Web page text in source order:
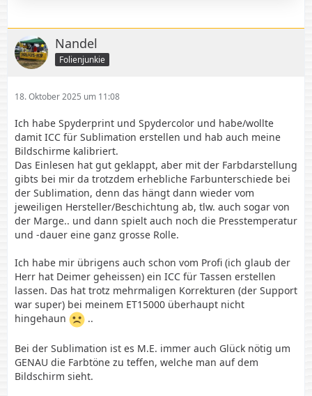
Nandel
Folienjunkie
18. Oktober 2025 um 11:08
Ich habe Spyderprint und Spydercolor und habe/wollte
damit ICC für Sublimation erstellen und hab auch meine
Bildschirme kalibriert.
Das Einlesen hat gut geklappt, aber mit der Farbdarstellung
gibts bei mir da trotzdem erhebliche Farbunterschiede bei
der Sublimation, denn das hängt dann wieder vom
jeweiligen Hersteller/Beschichtung ab, tlw. auch sogar von
der Marge.. und dann spielt auch noch die Presstemperatur
und -dauer eine ganz grosse Rolle.
Ich habe mir übrigens auch schon vom Profi (ich glaub der
Herr hat Deimer geheissen) ein ICC für Tassen erstellen
lassen. Das hat trotz mehrmaligen Korrekturen (der Support
war super) bei meinem ET15000 überhaupt nicht
hingehaun
..
Bei der Sublimation ist es M.E. immer auch Glück nötig um
GENAU die Farbtöne zu teffen, welche man auf dem
Bildschirm sieht.